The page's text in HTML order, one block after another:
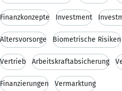
Finanzkonzepte Investment
Altersvorsorge Biometrische Risiken
Vertrieb Arbeitskraftabsicherung
Finanzierungen Vermarktung